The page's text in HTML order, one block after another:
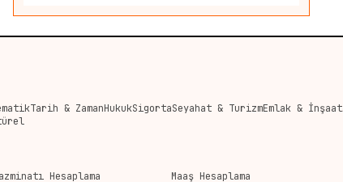
Tarih & ZamanHukukSigortaSeyahat & TurizmEmlak & İnşaat
Hesaplama Maaş Hesaplama